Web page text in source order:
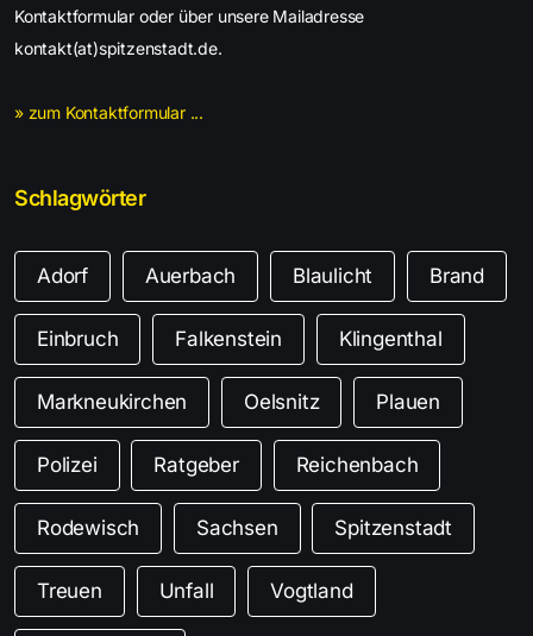
Kontaktformular oder über unsere Mailadresse
kontakt(at)spitzenstadt.de.
» zum Kontaktformular ...
Schlagwörter
Adorf Auerbach Blaulicht Brand
Einbruch Falkenstein Klingenthal
Markneukirchen Oelsnitz Plauen
Polizei Ratgeber Reichenbach
Rodewisch Sachsen Spitzenstadt
Treuen Unfall Vogtland